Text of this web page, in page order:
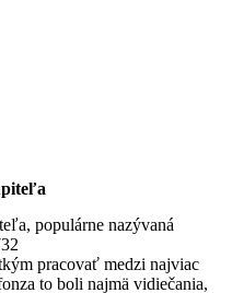
populárne nazývaná
pracovať medzi najviac
to boli najmä vidiečania,